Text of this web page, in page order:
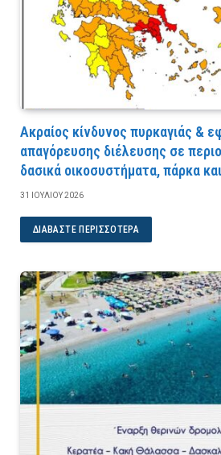
Ακραίος κίνδυνος πυρκαγιάς &
απαγόρευσης διέλευσης σε
δασικά οικοσυστήματα, πάρκα
31 ΙΟΥΛΊΟΥ 2026
ΔΙΑΒΆΣΤΕ ΠΕΡΙΣΣΌΤΕΡΑ